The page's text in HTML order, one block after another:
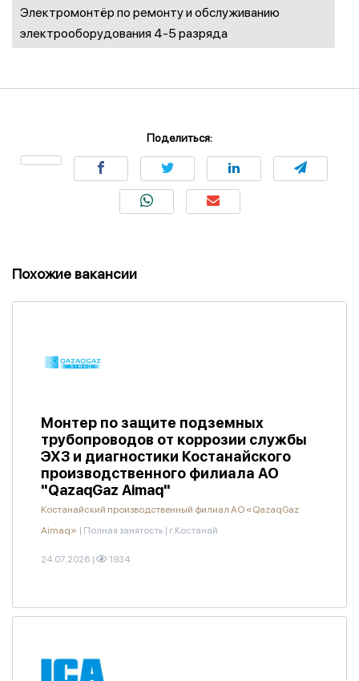
Электромонтёр по ремонту и обслуживанию
электрооборудования 4-5 разряда
Поделиться:
Похожие вакансии
Монтер по защите подземных
трубопроводов от коррозии службы
ЭХЗ и диагностики Костанайского
производственного филиала АО
"QazaqGaz Aimaq"
Костанайский производственный филиал АО «QazaqGaz
Aimaq» | Полная занятость | г.Костанай
24.07.2026 | 1934